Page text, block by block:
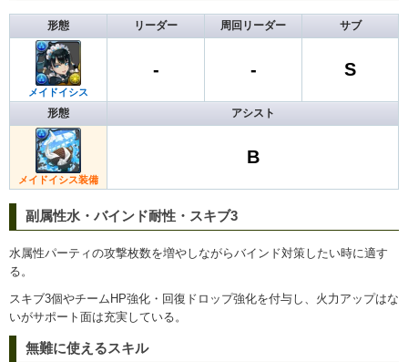
形態 リーダー 周回リーダー サブ
メイドイシス
- - S
形態 アシスト
メイドイシス装備
B
副属性水・バインド耐性・スキブ3
水属性パーティの攻撃枚数を増やしながらバインド対策したい時に適す
る。
スキブ3個やチームHP強化・回復ドロップ強化を付与し、火力アップはな
いがサポート面は充実している。
無難に使えるスキル